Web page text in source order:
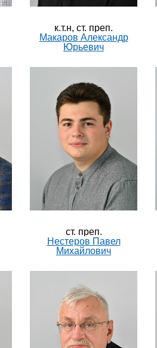
к.т.н, ст. преп.
Макаров Александр
Юрьевич
ст. преп.
Нестеров Павел
Михайлович